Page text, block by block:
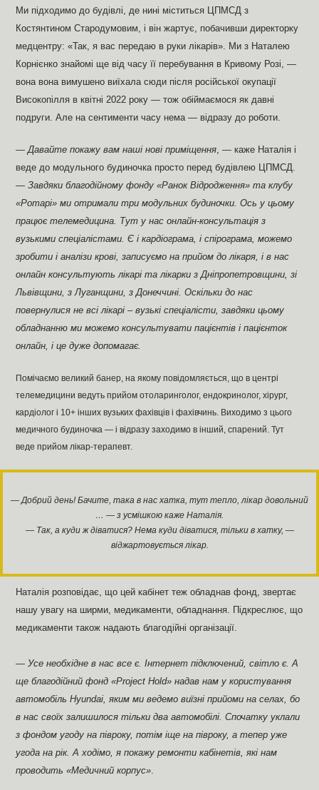
Ми підходимо до будівлі, де нині міститься ЦПМСД з
Костянтином Стародумовим, і він жартує, побачивши директорку
медцентру: «Так, я вас передаю в руки лікарів». Ми з Наталею
Корнієнко знайомі ще від часу її перебування в Кривому Розі, —
вона вона вимушено виїхала сюди після російської окупації
Високопілля в квітні 2022 року — тож обіймаємося як давні
подруги. Але на сентименти часу нема — відразу до роботи.
— Давайте покажу вам наші нові приміщення , — каже Наталія і
веде до модульного будиночка просто перед будівлею ЦПМСД.
—Завдяки благодійному фонду «Ранок Відродження» та клубу
«Ротарі» ми отримали три модульних будиночки. Ось у цьому
працює телемедицина. Тут у нас онлайн-консультація з
вузькими спеціалістами. Є і кардіограма, і спірограма, можемо
зробити і аналізи крові, записуємо на прийом до лікаря, і в нас
онлайн консультують лікарі та лікарки з Дніпропетровщини, зі
Львівщини, з Луганщини, з Донеччині. Оскільки до нас
повернулися не всі лікарі – вузькі спеціалісти, завдяки цьому
обладнанню ми можемо консультувати пацієнтів і пацієнток
онлайн, і це дуже допомагає.
Помічаємо великий банер, на якому повідомляється, що в центрі
телемедицини ведуть прийом отоларинголог, ендокринолог, хірург,
кардіолог і 10+ інших вузьких фахівців і фахівчинь. Виходимо з цього
медичного будиночка — і відразу заходимо в інший, спарений. Тут
веде прийом лікар-терапевт.
— Добрий день! Бачите, така в нас хатка, тут тепло, лікар довольний
… — з усмішкою каже Наталія.
— Так, а куди ж діватися? Нема куди діватися, тільки в хатку, —
віджартовується лікар.
Наталія розповідає, що цей кабінет теж обладнав фонд, звертає
нашу увагу на ширми, медикаменти, обладнання. Підкреслює, що
медикаменти також надають благодійні організації.
—Усе необхідне в нас все є. Інтернет підключений, світло є. А
ще благодійний фонд «Project Hold» надав нам у користування
автомобіль Hyundai, яким ми ведемо виїзні прийоми на селах, бо
в нас своїх залишилося тільки два автомобілі. Спочатку уклали
з фондом угоду на півроку, потім іще на півроку, а тепер уже
угода на рік. А ходімо, я покажу ремонти кабінетів, які нам
проводить «Медичний корпус»